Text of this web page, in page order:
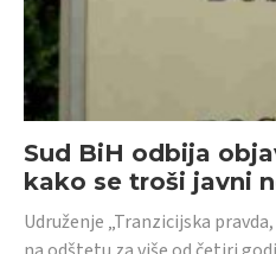
Sud BiH odbija
kako se troši javni
Udruženje „Tranzicijska